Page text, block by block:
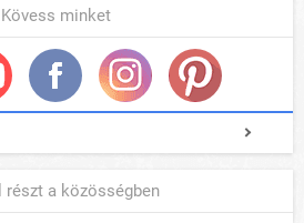
Kövess minket
részt a közösségben